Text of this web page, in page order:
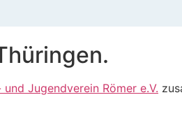
und Jugendverein Römer e.V.